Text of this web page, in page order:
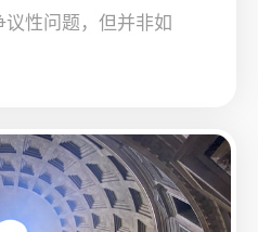
议性问题，但并非如